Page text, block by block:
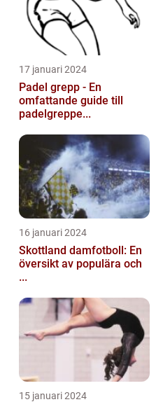
17 januari 2024
Padel grepp - En
omfattande guide till
padelgreppe...
16 januari 2024
Skottland damfotboll: En
översikt av populära och
...
15 januari 2024